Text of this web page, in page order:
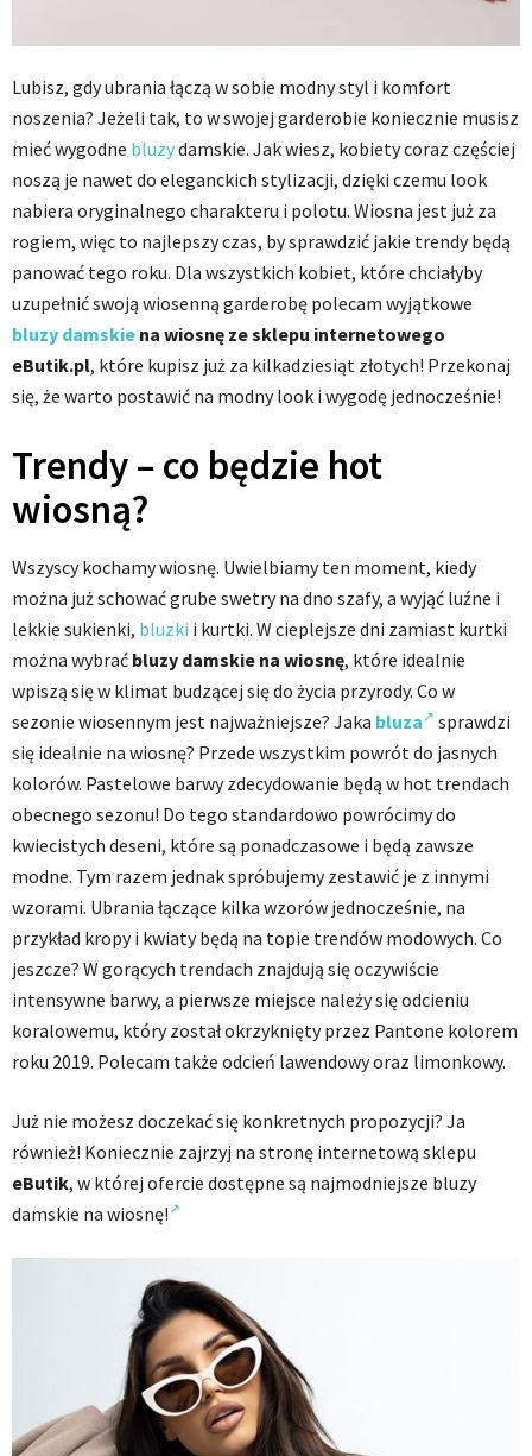
Lubisz, gdy ubrania łączą w sobie modny styl i komfort
noszenia? Jeżeli tak, to w swojej garderobie koniecznie musisz
mieć wygodne bluzydamskie. Jak wiesz, kobiety coraz częściej
noszą je nawet do eleganckich stylizacji, dzięki czemu look
nabiera oryginalnego charakteru i polotu. Wiosna jest już za
rogiem, więc to najlepszy czas, by sprawdzić jakie trendy będą
panować tego roku. Dla wszystkich kobiet, które chciałyby
uzupełnić swoją wiosenną garderobę polecam wyjątkowe
bluzy damskie na wiosnę ze sklepu internetowego
eButik.pl, które kupisz już za kilkadziesiąt złotych! Przekonaj
się, że warto postawić na modny look i wygodę jednocześnie!
Trendy – co będzie hot
wiosną?
Wszyscy kochamy wiosnę. Uwielbiamy ten moment, kiedy
można już schować grube swetry na dno szafy, a wyjąć luźne i
lekkie sukienki, bluzki i kurtki. W cieplejsze dni zamiast kurtki
można wybrać bluzy damskie na wiosnę, które idealnie
wpiszą się w klimat budzącej się do życia przyrody. Co w
sezonie wiosennym jest najważniejsze? Jaka bluza
sprawdzi
się idealnie na wiosnę? Przede wszystkim powrót do jasnych
kolorów. Pastelowe barwy zdecydowanie będą w hot trendach
obecnego sezonu! Do tego standardowo powrócimy do
kwiecistych deseni, które są ponadczasowe i będą zawsze
modne. Tym razem jednak spróbujemy zestawić je z innymi
wzorami. Ubrania łączące kilka wzorów jednocześnie, na
przykład kropy i kwiaty będą na topie trendów modowych. Co
jeszcze? W gorących trendach znajdują się oczywiście
intensywne barwy, a pierwsze miejsce należy się odcieniu
koralowemu, który został okrzyknięty przez Pantone kolorem
roku 2019. Polecam także odcień lawendowy oraz limonkowy.
Już nie możesz doczekać się konkretnych propozycji? Ja
również! Koniecznie zajrzyj na stronę internetową sklepu
eButik, w której ofercie dostępne są najmodniejsze bluzy
damskie na wiosnę!